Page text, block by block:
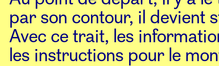
par son contour, il devient
Avec ce trait, les
les instructions pour le